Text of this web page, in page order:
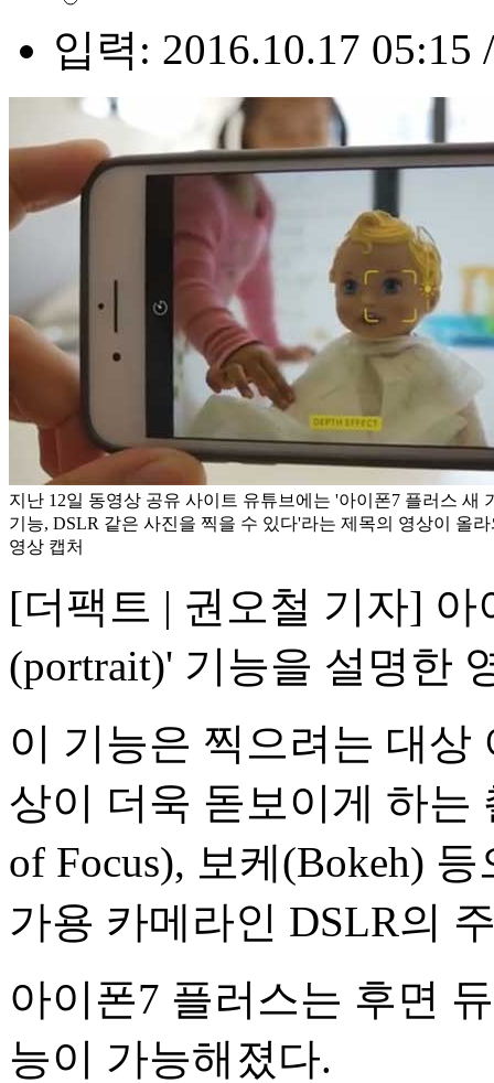
입력: 2016.10.17 05:15
지난 12일 동영상 공유 사이트 유튜브에는 '아이폰7 플러스 새
기능, DSLR 같은 사진을 찍을 수 있다'라는 제목의 영상이 올
영상 캡처
[더팩트 | 권오철 기자]
(portrait)' 기능을 설명한
이 기능은 찍으려는 대상
상이 더욱 돋보이게 하는
of Focus), 보케(Bokeh)
가용 카메라인 DSLR의
아이폰7 플러스는 후면
능이 가능해졌다.